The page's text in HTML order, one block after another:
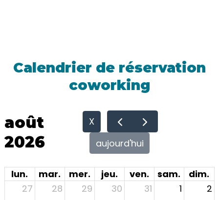
Calendrier de réservation
coworking
août
2026
X
aujourd'hui
lun. mar. mer. jeu. ven. sam.
dim.
27
28 29 30 31 1 2